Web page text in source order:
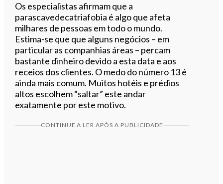
Os especialistas afirmam que a
parascavedecatriafobia é algo que afeta
milhares de pessoas em todo o mundo.
Estima-se que que alguns negócios – em
particular as companhias áreas – percam
bastante dinheiro devido a esta data e aos
receios dos clientes. O medo do número 13 é
ainda mais comum. Muitos hotéis e prédios
altos escolhem “saltar” este andar
exatamente por este motivo.
CONTINUE A LER APÓS A PUBLICIDADE